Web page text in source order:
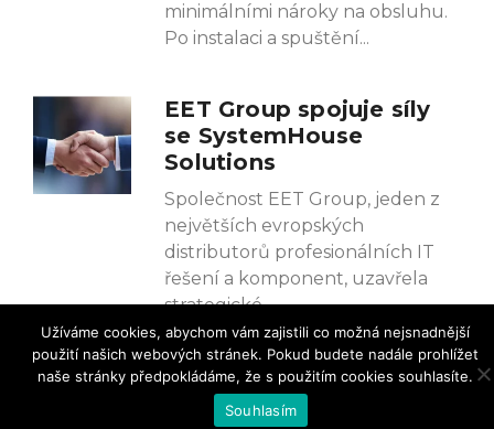
minimálními nároky na obsluhu.
Po instalaci a spuštění
EET Group spojuje síly
se SystemHouse
Solutions
Společnost EET Group, jeden z
největších evropských
distributorů profesionálních IT
řešení a komponent, uzavřela
strategické
Užíváme cookies, abychom vám zajistili co možná nejsnadnější
použití našich webových stránek. Pokud budete nadále prohlížet
naše stránky předpokládáme, že s použitím cookies souhlasíte.
Souhlasím